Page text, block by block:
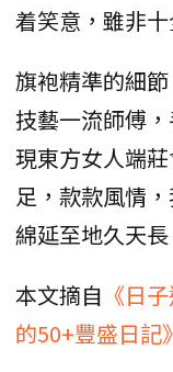
着笑意，雖非
旗袍精準的細
技藝一流師傅
現東方女人端
足，款款風情
綿延至地久天長
本文摘自 《日
的50+豐盛日記》